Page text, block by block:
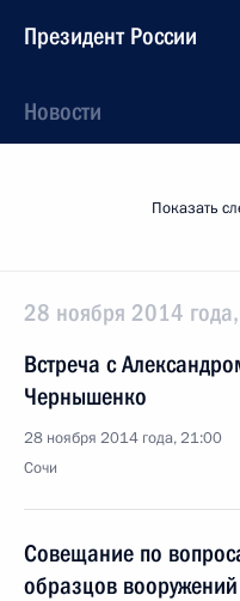
Президент России
Новости
Показать
28 ноября 2014
Встреча с
Чернышенко
28 ноября 2014 года, 21:00
Сочи
Совещание по
образцов вооружений